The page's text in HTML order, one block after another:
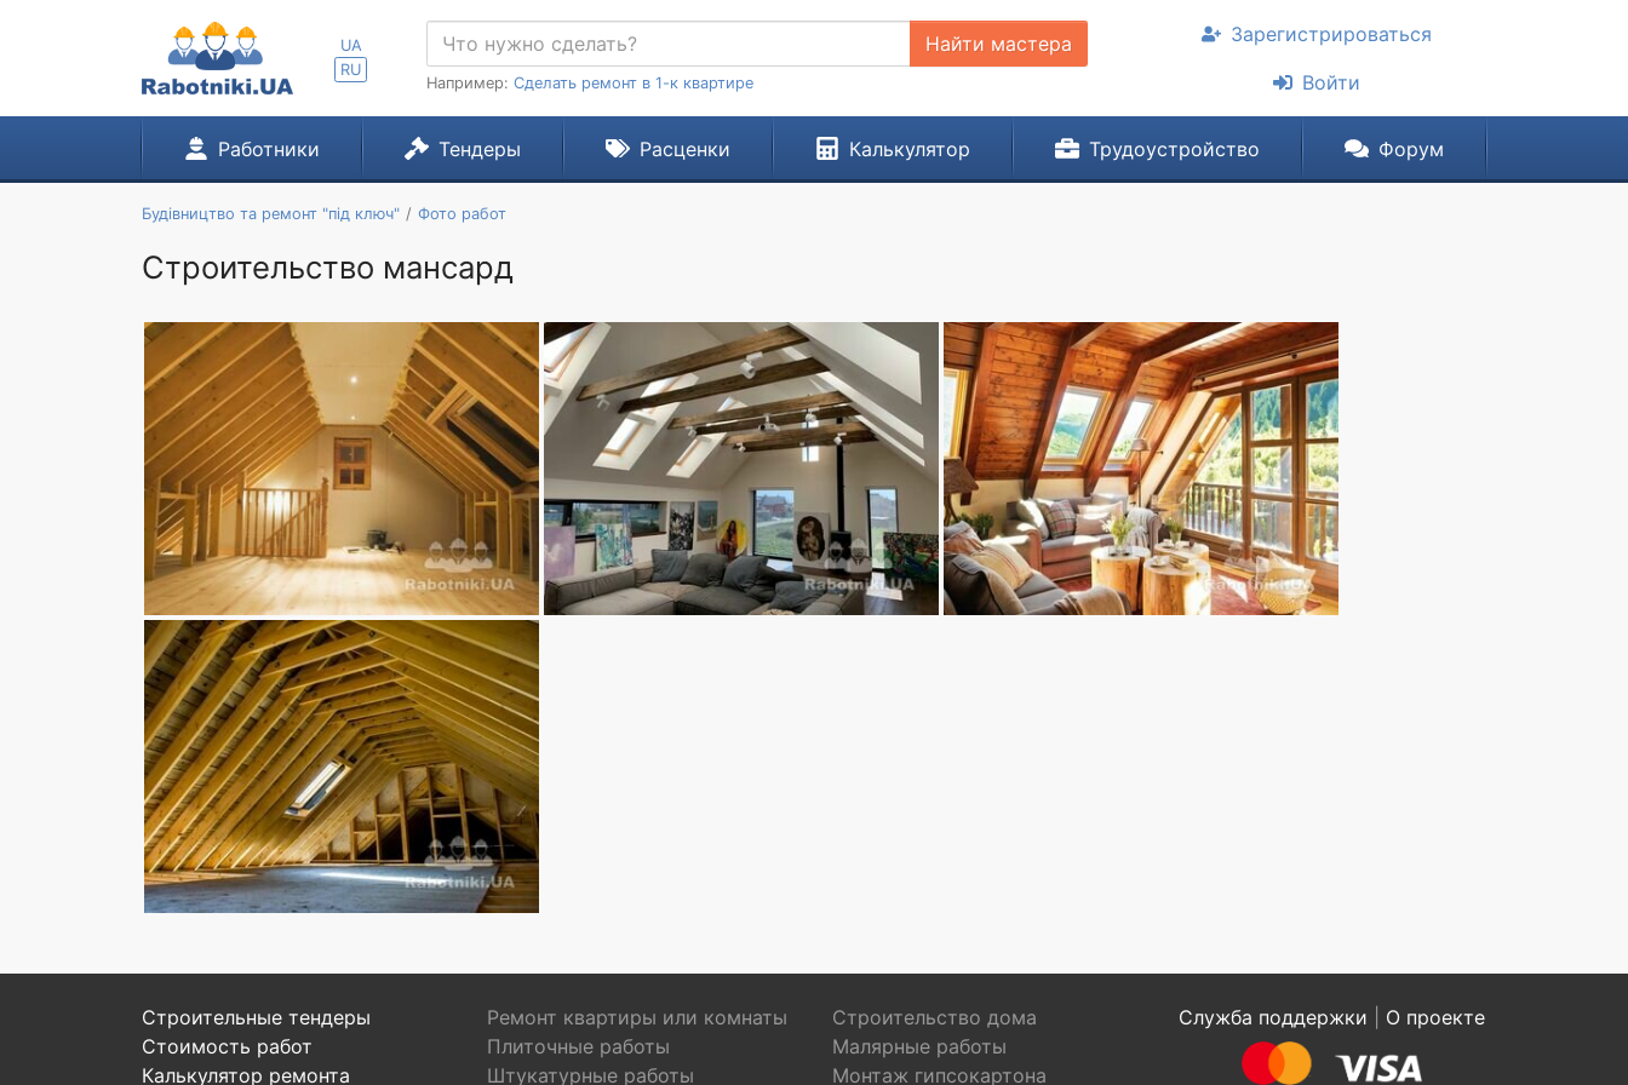
UA
RU
Найти мастера
Например: Сделать ремонт в 1-к квартире
Зарегистрироваться
Войти
Работники Тендеры Расценки Калькулятор Трудоустройство Форум
Будівництво та ремонт "під ключ" Фото работ
Строительство мансард
Строительные тендеры
Стоимость работ
Калькулятор ремонта
Ремонт квартиры или комнаты
Строительство дома
Плиточные работы
Малярные работы
Штукатурные работы
Монтаж гипсокартона
Служба поддержки О проекте